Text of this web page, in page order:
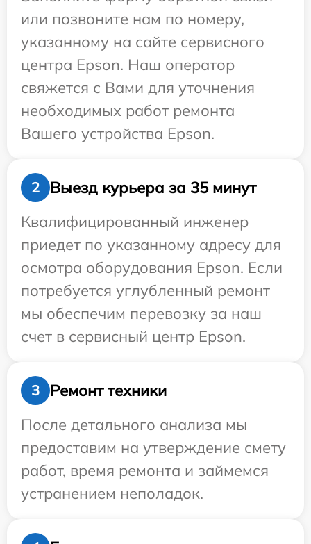
или позвоните нам по номеру,
указанному на сайте сервисного
центра Epson. Наш оператор
свяжется с Вами для уточнения
необходимых работ ремонта
Вашего устройства Epson.
2
Выезд курьера за 35 минут
Квалифицированный инженер
приедет по указанному адресу для
осмотра оборудования Epson. Если
потребуется углубленный ремонт
мы обеспечим перевозку за наш
счет в сервисный центр Epson.
3
Ремонт техники
После детального анализа мы
предоставим на утверждение смету
работ, время ремонта и займемся
устранением неполадок.